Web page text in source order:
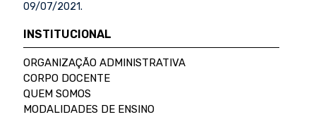
09/07/2021.
INSTITUCIONAL
ORGANIZAÇÃO ADMINISTRATIVA
CORPO DOCENTE
QUEM SOMOS
MODALIDADES DE ENSINO